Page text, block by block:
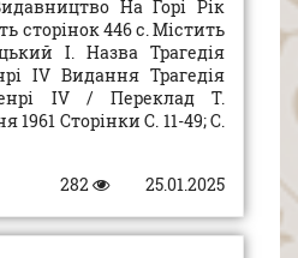
На Горі Рік
сторінок 446 с. Містить
І. Назва Трагедія
IV Видання Трагедія
IV / Переклад Т.
Сторінки С. 11-49; С.
25.01.2025
282